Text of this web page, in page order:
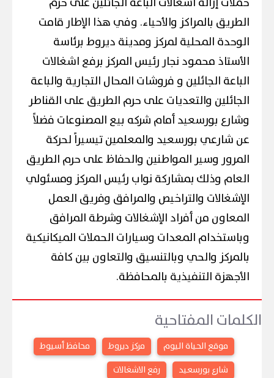
الطريق بالمراكز والأحياء. وفي هذا الإطار قامت
الوحدة المحلية لمركز ومدينة ديروط برئاسة
الأستاذ محمود نجار رئيس المركز برفع اشغالات
الباعة الجائلين و فروشات المحال التجارية والباعة
الجائلين والتعديات على حرم الطريق على القناطر
وشارع بورسعيد أمام شركه بيع المصنوعات فضلاً
عن شارعي بورسعيد والمعلمين تيسيراً لحركة
المرور وسير المواطنين والحفاظ على حرم الطريق
العام وذلك بمشاركة نواب رئيس المركز ومسئولي
الإشغالات والتراخيص والمرافق وفريق العمل
المعاون من أفراد الإشغالات وشرطة المرافق
وباستخدام المعدات وسيارات الحملات الميكانيكية
بالمركز والحي وبالتنسيق والتعاون بين كافة
الأجهزة التنفيذية بالمحافظة.
الكلمات المفتاحية
موقع الحياة اليوم مركز ديروط
محافظ أسيوط
شارع بورسعيد
رفع الاشغالات